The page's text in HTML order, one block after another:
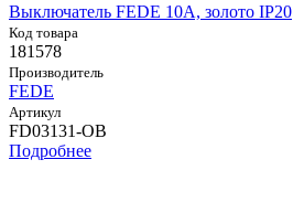
Выключатель FEDE 10А, золото IP20
Код товара
181578
Производитель
FEDE
Артикул
FD03131-OB
Подробнее